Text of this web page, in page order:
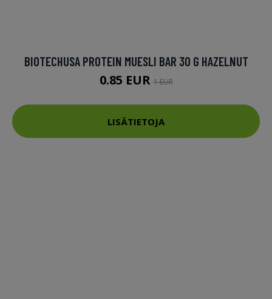
BIOTECHUSA PROTEIN MUESLI BAR 30 G HAZELNUT
0.85 EUR1 EUR
LISÄTIETOJA